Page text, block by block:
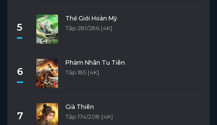
5
Thế Giới Hoàn Mỹ
Tập 281/286 [4K]
6
Phàm Nhân Tu Tiên
Tập 185 [4K]
7
Già Thiên
Tập 174/208 [4K]